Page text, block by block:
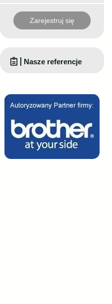
Zarejestruj się
Nasze referencje